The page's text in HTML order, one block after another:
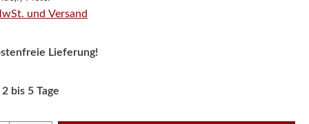
und Versand
Lieferung!
bis 5 Tage